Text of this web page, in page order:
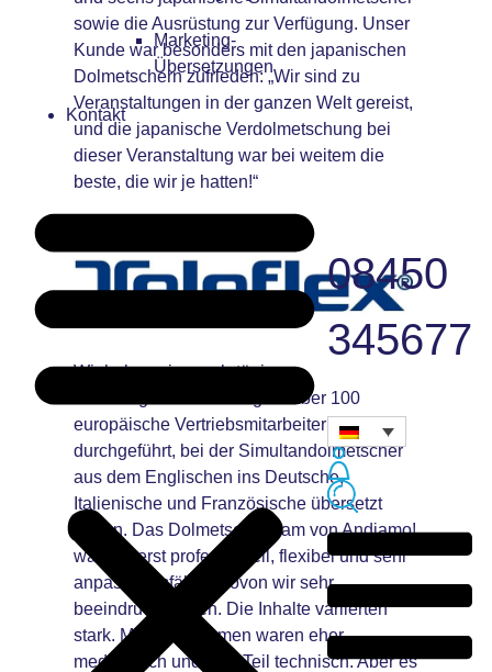
Marketing-
Übersetzungen
Kontakt
08450
345677
sowie die Ausrüstung zur Verfügung. Unser
Kunde war besonders mit den japanischen
Dolmetschern zufrieden: „Wir sind zu
Veranstaltungen in der ganzen Welt gereist,
und die japanische Verdolmetschung bei
dieser Veranstaltung war bei weitem die
beste, die wir je hatten!“
Wir haben eine mehrtägige
Schulungsveranstaltung für über 100
europäische Vertriebsmitarbeiter
durchgeführt, bei der Simultandolmetscher
aus dem Englischen ins Deutsche,
Italienische und Französische übersetzt
haben. Das Dolmetscherteam von Andiamo!
war äußerst professionell, flexibel und sehr
anpassungsfähig, wovon wir sehr
beeindruckt waren. Die Inhalte variierten
stark. Manche Themen waren eher
medizinisch und zum Teil technisch. Aber es